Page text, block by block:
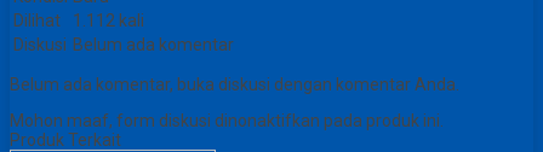
Dilihat
1.112 kali
Diskusi Belum ada komentar
Belum ada komentar, buka diskusi dengan komentar Anda.
Mohon maaf, form diskusi dinonaktifkan pada produk ini.
Produk Terkait